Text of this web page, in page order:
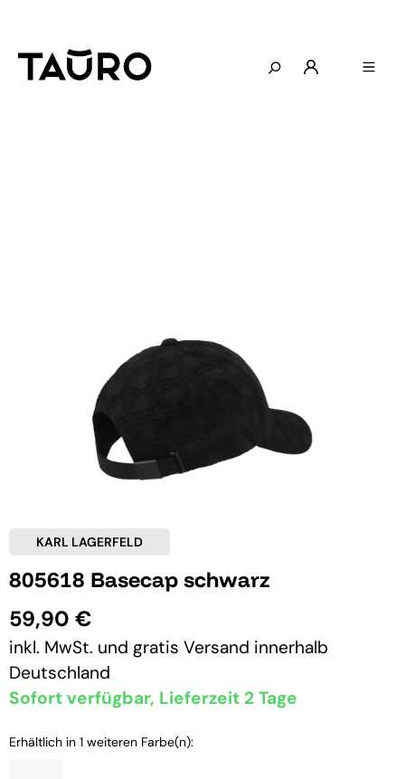
KARL LAGERFELD
805618 Basecap schwarz
59,90 €
inkl. MwSt. und gratis Versand innerhalb
Deutschland
Sofort verfügbar, Lieferzeit 2 Tage
Erhältlich in 1 weiteren Farbe(n):